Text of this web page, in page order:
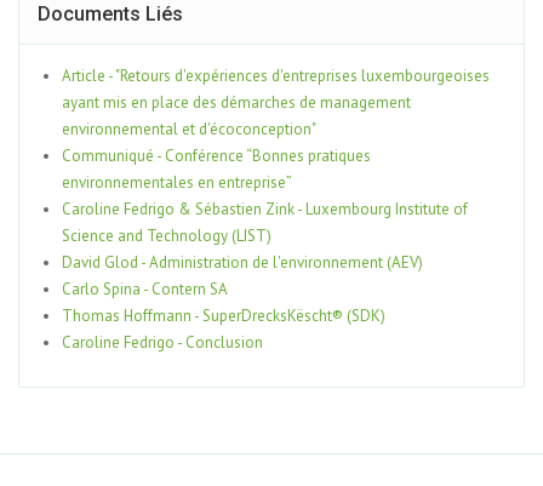
Documents Liés
Article - "Retours d'expériences d'entreprises luxembourgeoises
ayant mis en place des démarches de management
environnemental et d'écoconception"
Communiqué - Conférence “Bonnes pratiques
environnementales en entreprise”
Caroline Fedrigo & Sébastien Zink - Luxembourg Institute of
Science and Technology (LIST)
David Glod - Administration de l'environnement (AEV)
Carlo Spina - Contern SA
Thomas Hoffmann - SuperDrecksKëscht® (SDK)
Caroline Fedrigo - Conclusion